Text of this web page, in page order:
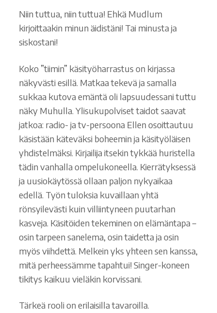
Niin tuttua, niin tuttua! Ehkä Mudlum
kirjoittaakin minun äidistäni! Tai minusta ja
siskostani!
Koko ”tiimin” käsityöharrastus on kirjassa
näkyvästi esillä. Matkaa tekevä ja samalla
sukkaa kutova emäntä oli lapsuudessani tuttu
näky Muhulla. Ylisukupolviset taidot saavat
jatkoa: radio- ja tv-persoona Ellen osoittautuu
käsistään käteväksi boheemin ja käsityöläisen
yhdistelmäksi. Kirjailija itsekin tykkää huristella
tädin vanhalla ompelukoneella. Kierrätyksessä
ja uusiokäytössä ollaan paljon nykyaikaa
edellä. Työn tuloksia kuvaillaan yhtä
rönsyilevästi kuin villiintyneen puutarhan
kasveja. Käsitöiden tekeminen on elämäntapa –
osin tarpeen sanelema, osin taidetta ja osin
myös viihdettä. Melkein yks yhteen sen kanssa,
mitä perheessämme tapahtui! Singer-koneen
tikitys kaikuu vieläkin korvissani.
Tärkeä rooli on erilaisilla tavaroilla.